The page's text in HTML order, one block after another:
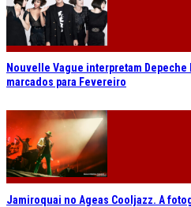
Nouvelle Vague interpretam
marcados para Fevereiro
Jamiroquai no Ageas Cooljazz. A